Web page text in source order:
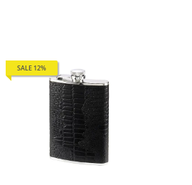
SALE 12%